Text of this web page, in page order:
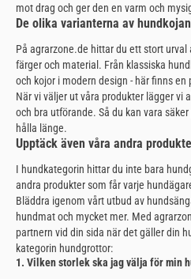
mot drag och ger den en varm och
De olika varianterna av hundkojan
På agrarzone.de hittar du ett stort urval
färger och material. Från klassiska
och kojor i modern design - här finns
När vi väljer ut våra produkter lägger vi
och bra utförande. Så du kan vara
hålla länge.
Upptäck även våra andra
I hundkategorin hittar du inte bara
andra produkter som får varje
Bläddra igenom vårt utbud av
hundmat och mycket mer. Med
partnern vid din sida när det gäller din
kategorin hundgrottor:
1. Vilken storlek ska jag välja för min